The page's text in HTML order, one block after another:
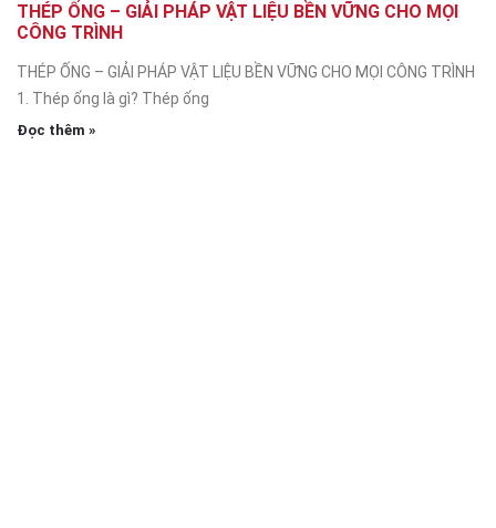
THÉP ỐNG – GIẢI PHÁP VẬT LIỆU BỀN VỮNG CHO MỌI
CÔNG TRÌNH
THÉP ỐNG – GIẢI PHÁP VẬT LIỆU BỀN VỮNG CHO MỌI CÔNG TRÌNH
1. Thép ống là gì? Thép ống
Đọc thêm »